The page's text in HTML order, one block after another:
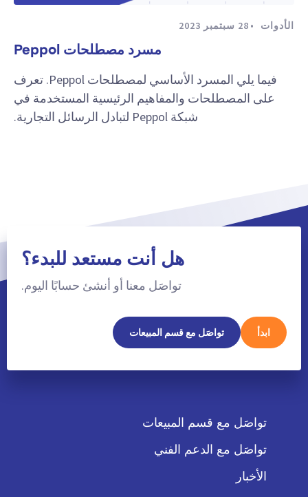
الأدوات 28 سبتمبر 2023
مسرد مصطلحات Peppol
فيما يلي المسرد الأساسي لمصطلحات Peppol. تعرف
على المصطلحات والمفاهيم الرئيسية المستخدمة في
شبكة Peppol لتبادل الرسائل التجارية.
هل أنت مستعد للبدء؟
تواصَل معنا أو أنشئ حسابًا اليوم.
ابدأ تواصَل مع قسم المبيعات
تواصَل مع قسم المبيعات
تواصَل مع الدعم الفني
الأخبار